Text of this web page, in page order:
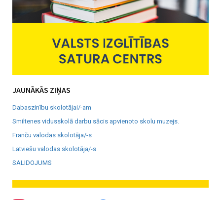
JAUNĀKĀS ZIŅAS
Dabaszinību skolotājai/-am
Smiltenes vidusskolā darbu sācis apvienoto skolu muzejs.
Franču valodas skolotāja/-s
Latviešu valodas skolotāja/-s
SALIDOJUMS